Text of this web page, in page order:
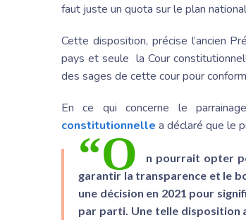
faut juste un quota sur le plan
Cette disposition, précise l’ancien
pays et seule la Cour
des sages de cette cour pour
En ce qui concerne le
constitutionnelle a déclaré que le
“O
n pourrait opter
garantir la transparence et le
une décision en 2021 pour
par parti. Une telle disposition